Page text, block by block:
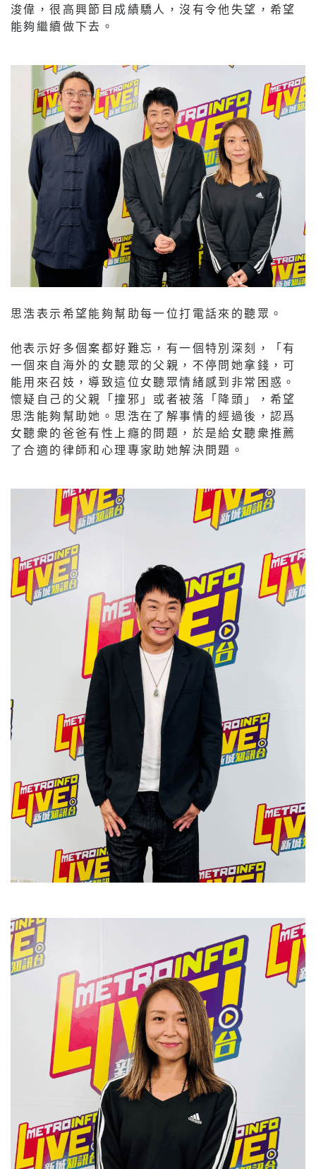
浚偉，很高興節目成績驕人，沒有令他失望，希望
能夠繼續做下去。
思浩表示希望能夠幫助每一位打電話來的聽眾。
他表示好多個案都好難忘，有一個特別深刻，「有
一個來自海外的女聽眾的父親，不停問她拿錢，可
能用來召妓，導致這位女聽眾情緒感到非常困惑。
懷疑自己的父親「撞邪」或者被落「降頭」，希望
思浩能夠幫助她。思浩在了解事情的經過後，認爲
女聽衆的爸爸有性上癮的問題，於是給女聽衆推薦
了合適的律師和心理專家助她解決問題。